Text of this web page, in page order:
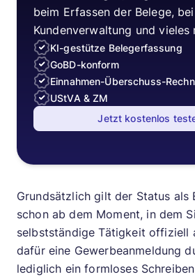
beim Erfassen der Belege,
Kundenverwaltung und vieles
KI-gestütze Belegerfassung
GoBD-konform
Einnahmen-Überschuss-
UStVA & ZM
Jetzt kostenlos
Grundsätzlich gilt der Status als
schon ab dem Moment, in dem
selbstständige Tätigkeit offiziell
dafür eine Gewerbeanmeldung
lediglich ein formloses